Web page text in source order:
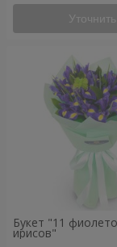
Уточнить
Букет "11
ирисов"